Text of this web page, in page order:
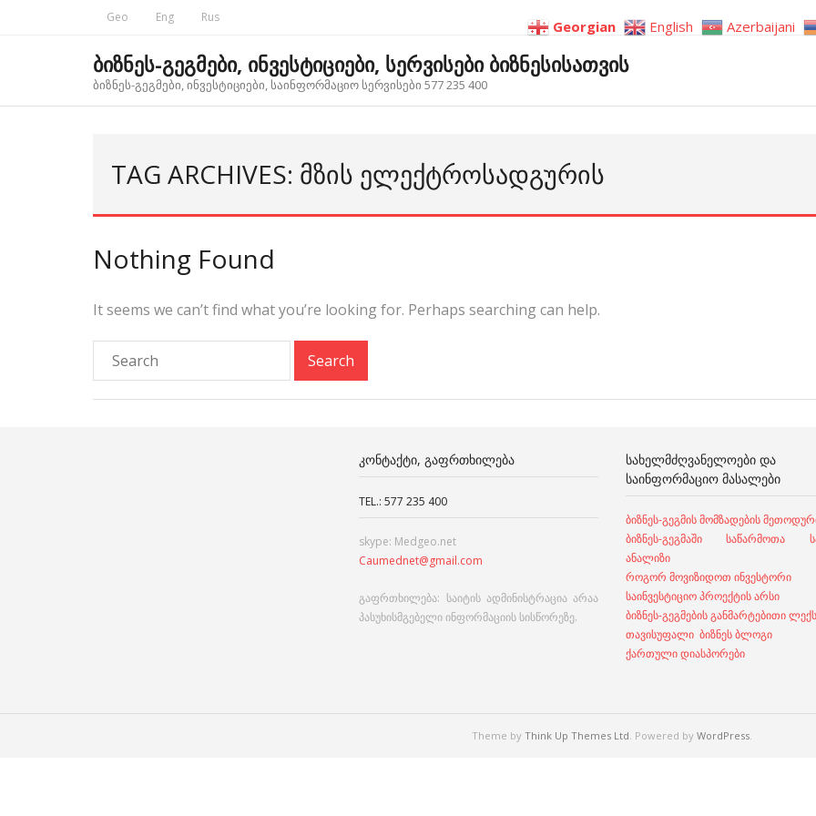
Geo Eng Rus
ბიზნეს-გეგმები, ინვესტიციები, სერვისები ბიზნესისათვის
ბიზნეს-გეგმები, ინვესტიციები, საინფორმაციო სერვისები 577 235 400
TAG ARCHIVES: ᲛᲖᲘᲡ ᲔᲚᲔᲥᲢᲠᲝᲡᲐᲓᲒᲣᲠᲘᲡ
Nothing Found
It seems we can’t find what you’re looking for. Perhaps searching can help.
ᲙᲝᲜᲢᲐᲥᲢᲘ, ᲒᲐᲤᲠᲗᲮᲘᲚᲔᲑᲐ
TEL.: 577 235 400
skype: Medgeo.net
Caumednet@gmail.com
გაფრთხილება: საიტის ადმინისტრაცია არაა
პასუხისმგებელი ინფორმაციის სისწორეზე.
ᲡᲐᲮᲔᲚᲛᲫᲦᲕᲐᲜᲔᲚᲝᲔᲑᲘ ᲓᲐ
ᲡᲐᲘᲜᲤᲝᲠᲛᲐᲪᲘᲝ ᲛᲐᲡᲐᲚᲔᲑᲘ
ბიზნეს-გეგმის მომზადების
ბიზნეს-გეგმაში საწარმოთა
ანალიზი
როგორ მოვიზიდოთ ინვესტორი
საინვესტიციო პროექტის არსი
ბიზნეს-გეგმების განმარტებითი
თავისუფალი ბიზნეს ბლოგი
ქართული დიასპორები
Theme by Think Up Themes Ltd. Powered by WordPress.
Georgian English Azerbaijani